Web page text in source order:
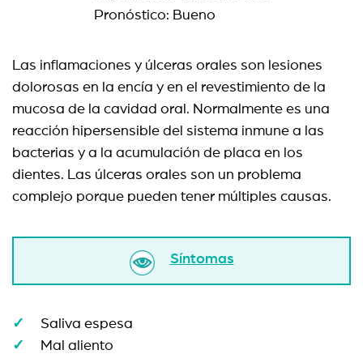
Pronóstico: Bueno
Las inflamaciones y úlceras orales son lesiones
dolorosas en la encía y en el revestimiento de la
mucosa de la cavidad oral. Normalmente es una
reacción hipersensible del sistema inmune a las
bacterias y a la acumulación de placa en los
dientes. Las úlceras orales son un problema
complejo porque pueden tener múltiples causas.
Síntomas
Saliva espesa
Mal aliento